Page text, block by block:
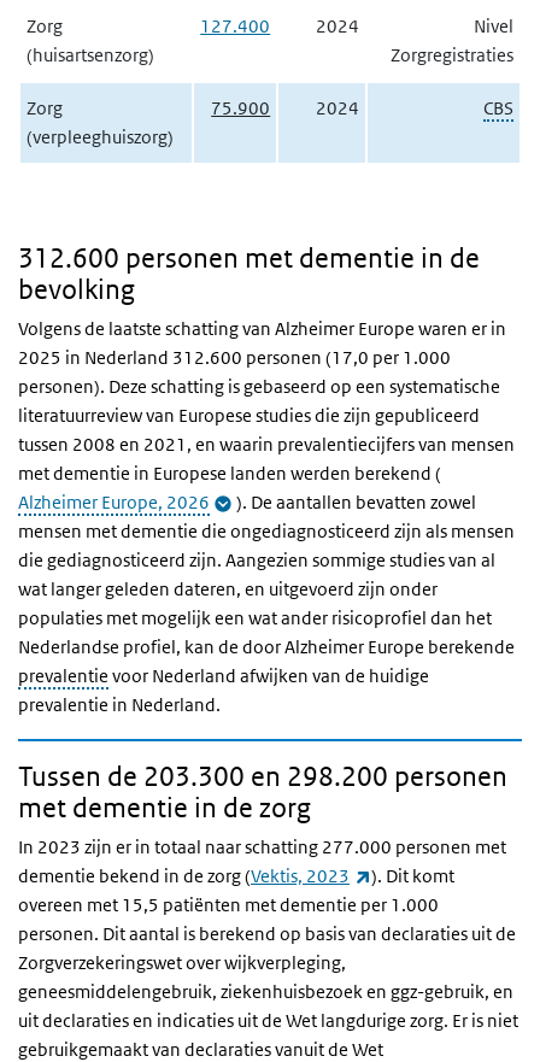
Zorg
(huisartsenzorg)
127.400 2024
Nivel
Zorgregistraties
Zorg
(verpleeghuiszorg)
75.900 2024 CBS
312.600 personen met dementie in de
bevolking
Volgens de laatste schatting van Alzheimer Europe waren er in
2025 in Nederland 312.600 personen (17,0 per 1.000
personen). Deze schatting is gebaseerd op een systematische
literatuurreview van Europese studies die zijn gepubliceerd
tussen 2008 en 2021, en waarin prevalentiecijfers van mensen
met dementie in Europese landen werden berekend (
Alzheimer Europe, 2026
). De aantallen bevatten zowel
mensen met dementie die ongediagnosticeerd zijn als mensen
die gediagnosticeerd zijn. Aangezien sommige studies van al
wat langer geleden dateren, en uitgevoerd zijn onder
populaties met mogelijk een wat ander risicoprofiel dan het
Nederlandse profiel, kan de door Alzheimer Europe berekende
prevalentie voor Nederland afwijken van de huidige
prevalentie in Nederland.
Tussen de 203.300 en 298.200 personen
met dementie in de zorg
In 2023 zijn er in totaal naar schatting 277.000 personen met
dementie bekend in de zorg (Vektis, 2023 (externe link)
). Dit komt
overeen met 15,5 patiënten met dementie per 1.000
personen. Dit aantal is berekend op basis van declaraties uit de
Zorgverzekeringswet over wijkverpleging,
geneesmiddelengebruik, ziekenhuisbezoek en ggz-gebruik, en
uit declaraties en indicaties uit de Wet langdurige zorg. Er is niet
gebruikgemaakt van declaraties vanuit de Wet